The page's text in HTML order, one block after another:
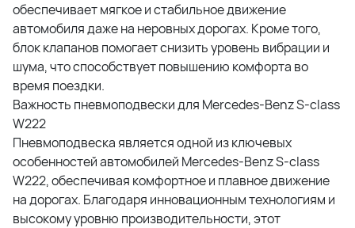
обеспечивает мягкое и стабильное движение
автомобиля даже на неровных дорогах. Кроме того,
блок клапанов помогает снизить уровень вибрации и
шума, что способствует повышению комфорта во
время поездки.
Важность пневмоподвески для Mercedes-Benz S-class
W222
Пневмоподвеска является одной из ключевых
особенностей автомобилей Mercedes-Benz S-class
W222, обеспечивая комфортное и плавное движение
на дорогах. Благодаря инновационным технологиям и
высокому уровню производительности, этот